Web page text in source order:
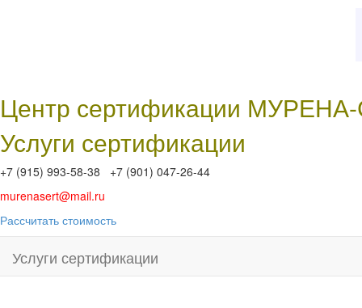
Центр сертификации
Услуги сертификации
+7 (915) 993-58-38 +7 (901) 047-26-44
murenasert@mail.ru
Рассчитать стоимость
Услуги сертификации